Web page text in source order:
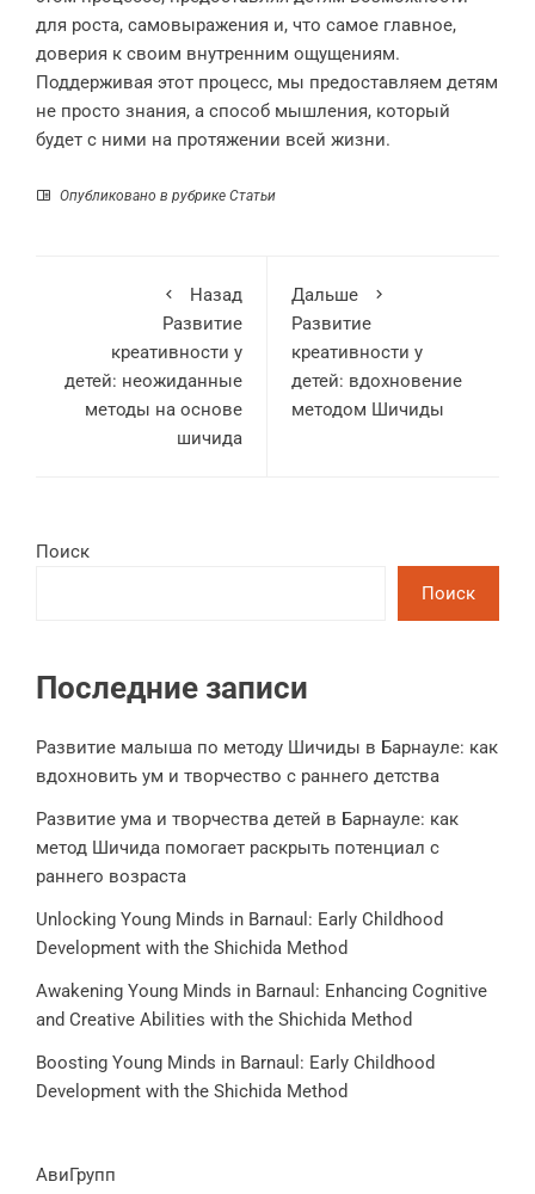
для роста, самовыражения и, что самое главное,
доверия к своим внутренним ощущениям.
Поддерживая этот процесс, мы предоставляем детям
не просто знания, а способ мышления, который
будет с ними на протяжении всей жизни.
Опубликовано в рубрике Статьи
Назад
Развитие
креативности у
детей: неожиданные
методы на основе
шичида
Дальше
Развитие
креативности у
детей: вдохновение
методом Шичиды
Поиск
Поиск
Последние записи
Развитие малыша по методу Шичиды в Барнауле: как
вдохновить ум и творчество с раннего детства
Развитие ума и творчества детей в Барнауле: как
метод Шичида помогает раскрыть потенциал с
раннего возраста
Unlocking Young Minds in Barnaul: Early Childhood
Development with the Shichida Method
Awakening Young Minds in Barnaul: Enhancing Cognitive
and Creative Abilities with the Shichida Method
Boosting Young Minds in Barnaul: Early Childhood
Development with the Shichida Method
АвиГрупп